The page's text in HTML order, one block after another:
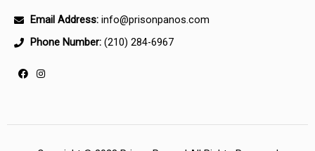
Email Address:info@prisonpanos.com
Phone Number:(210) 284-6967
F
a
o
I
n
r
m